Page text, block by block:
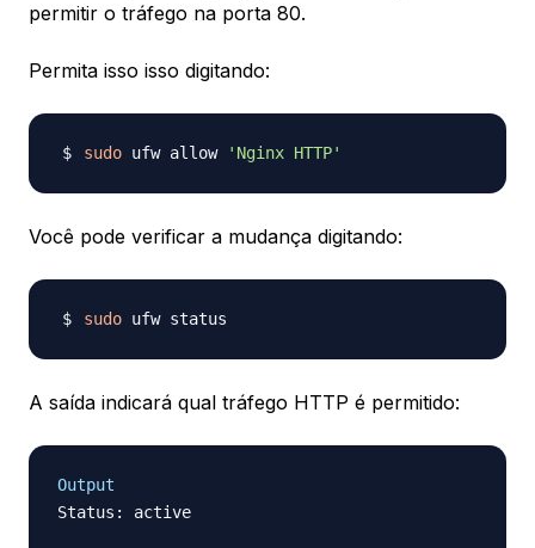
permitir o tráfego na porta 80.
Permita isso isso digitando:
sudo ufw allow 'Nginx HTTP'
Você pode verificar a mudança digitando:
sudo
A saída indicará qual tráfego HTTP é permitido:
Output
Status: active